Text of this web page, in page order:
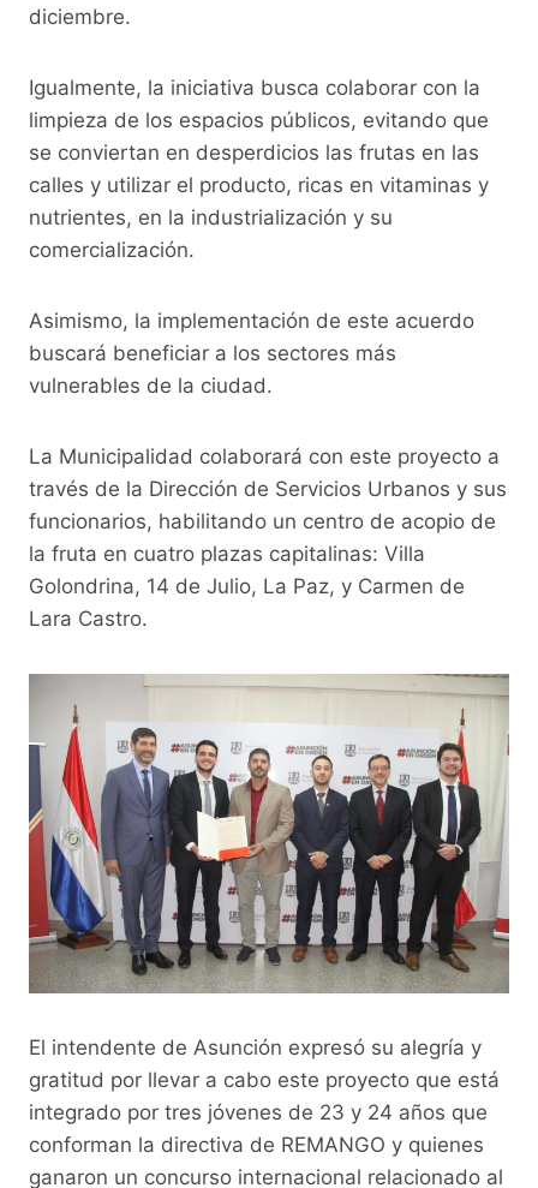
diciembre.
Igualmente, la iniciativa busca colaborar con la
limpieza de los espacios públicos, evitando que
se conviertan en desperdicios las frutas en las
calles y utilizar el producto, ricas en vitaminas y
nutrientes, en la industrialización y su
comercialización.
Asimismo, la implementación de este acuerdo
buscará beneficiar a los sectores más
vulnerables de la ciudad.
La Municipalidad colaborará con este proyecto a
través de la Dirección de Servicios Urbanos y sus
funcionarios, habilitando un centro de acopio de
la fruta en cuatro plazas capitalinas: Villa
Golondrina, 14 de Julio, La Paz, y Carmen de
Lara Castro.
El intendente de Asunción expresó su alegría y
gratitud por llevar a cabo este proyecto que está
integrado por tres jóvenes de 23 y 24 años que
conforman la directiva de REMANGO y quienes
ganaron un concurso internacional relacionado al